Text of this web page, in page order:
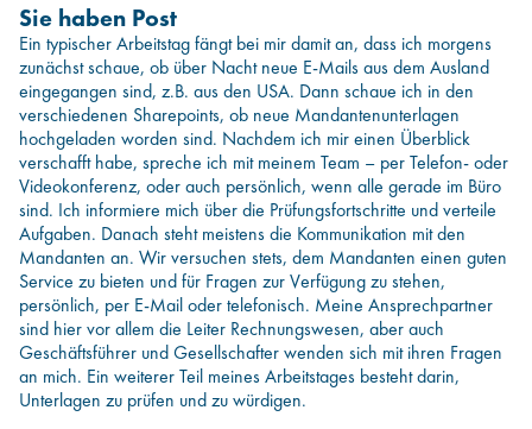
Sie haben Post
Ein typischer Arbeitstag fängt bei mir damit an, dass ich morgens
zunächst schaue, ob über Nacht neue E-Mails aus dem Ausland
eingegangen sind, z.B. aus den USA. Dann schaue ich in den
verschiedenen Sharepoints, ob neue Mandantenunterlagen
hochgeladen worden sind. Nachdem ich mir einen Überblick
verschafft habe, spreche ich mit meinem Team – per Telefon- oder
Videokonferenz, oder auch persönlich, wenn alle gerade im Büro
sind. Ich informiere mich über die Prüfungsfortschritte und verteile
Aufgaben. Danach steht meistens die Kommunikation mit den
Mandanten an. Wir versuchen stets, dem Mandanten einen guten
Service zu bieten und für Fragen zur Verfügung zu stehen,
persönlich, per E-Mail oder telefonisch. Meine Ansprechpartner
sind hier vor allem die Leiter Rechnungswesen, aber auch
Geschäftsführer und Gesellschafter wenden sich mit ihren Fragen
an mich. Ein weiterer Teil meines Arbeitstages besteht darin,
Unterlagen zu prüfen und zu würdigen.